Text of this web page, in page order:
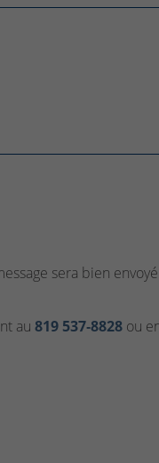
sera bien
au 819 537‑8828ou